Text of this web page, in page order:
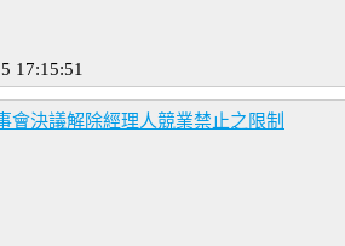
17:15:51
會決議解除經理人競業禁止之限制